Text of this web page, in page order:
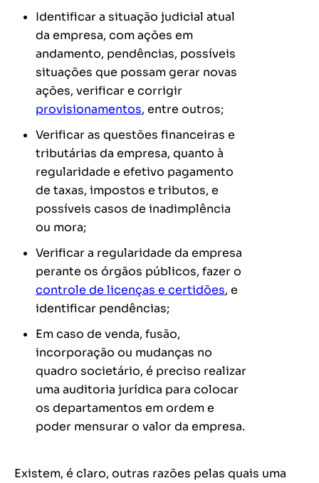
Identificar a situação judicial atual
da empresa, com ações em
andamento, pendências, possíveis
situações que possam gerar novas
ações, verificar e corrigir
provisionamentos, entre outros;
Verificar as questões financeiras e
tributárias da empresa, quanto à
regularidade e efetivo pagamento
de taxas, impostos e tributos, e
possíveis casos de inadimplência
ou mora;
Verificar a regularidade da empresa
perante os órgãos públicos, fazer o
controle de licenças e certidões, e
identificar pendências;
Em caso de venda, fusão,
incorporação ou mudanças no
quadro societário, é preciso realizar
uma auditoria jurídica para colocar
os departamentos em ordem e
poder mensurar o valor da empresa.
Existem, é claro, outras razões pelas quais uma